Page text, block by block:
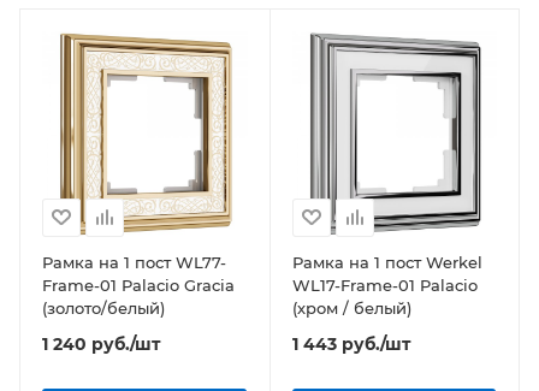
Рамка на 1 пост WL77-
Frame-01 Palacio Gracia
(золото/белый)
1 240 руб./шт
Рамка на 1 пост Werkel
WL17-Frame-01 Palacio
(хром / белый)
1 443руб./шт